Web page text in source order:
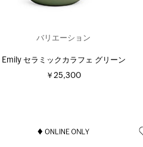
バリエーション
Emily セラミックカラフェ グリーン
￥25,300